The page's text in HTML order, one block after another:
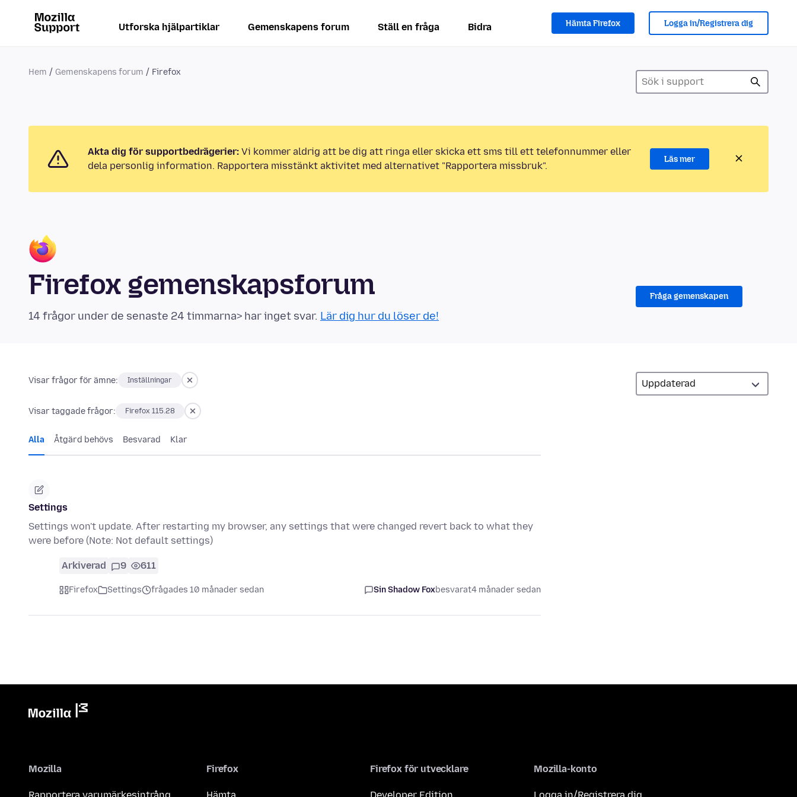
Utforska hjälpartiklar Gemenskapens forum Ställ en fråga Bidra Hämta Firefox Logga in/Registrera dig
Hem Gemenskapens forum Firefox
Akta dig för supportbedrägerier: Vi kommer aldrig att be dig att ringa eller skicka ett sms till ett telefonnummer eller
dela personlig information. Rapportera misstänkt aktivitet med alternativet "Rapportera missbruk".
Läs mer
Firefox gemenskapsforum
14 frågor under de senaste 24 timmarna> har inget svar. Lär dig hur du löser de!
Fråga gemenskapen
Visar frågor för ämne: Inställningar
Visar taggade frågor: Firefox 115.28
Alla Åtgärd behövs Besvarad Klar
Settings
Settings won't update. After restarting my browser, any settings that were changed revert back to what they
were before (Note: Not default settings)
Arkiverad 9 611
Firefox Settings frågades 10 månader sedan Sin Shadow Foxbesvarat4 månader sedan
Mozilla Firefox Firefox för utvecklare Mozilla-konto